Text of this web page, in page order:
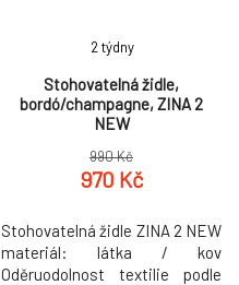
Stohovatelná židle,
bordó/champagne, ZINA 2
NEW
2 týdny
990 Kč
970 Kč
Stohovatelná židle ZINA 2 NEW
materiál: látka / kov
Oděruodolnost textilie podle